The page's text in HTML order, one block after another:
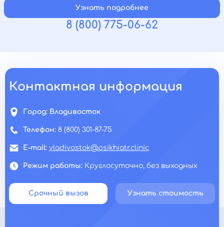
Узнать подробнее
8 (800) 775-06-62
Контактная информация
Город: Владивосток
Телефон: 8 (800) 301-87-75
E-mail: vladivostok@psikhiatr.clinic
Режим работы: Круглосуточно, без выходных
Срочный вызов Узнать стоимость